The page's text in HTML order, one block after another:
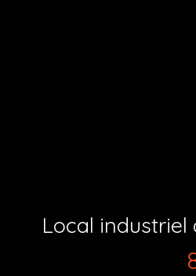
Local industriel